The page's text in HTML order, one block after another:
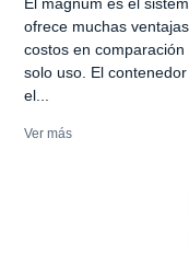
ofrece muchas
costos en
solo uso. El
el...
Ver más